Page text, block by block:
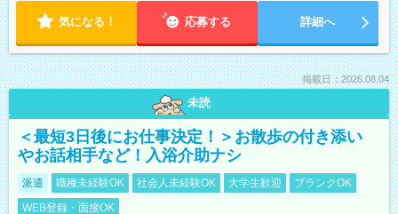
気になる！ 応募する 詳細へ
掲載日：2026.08.04
未読
＜最短3日後にお仕事決定！＞お散歩の付き添い
やお話相手など！入浴介助ナシ
派遣 職種未経験OK 社会人未経験OK 大学生歓迎
ブランクOK
WEB登録・面接OK